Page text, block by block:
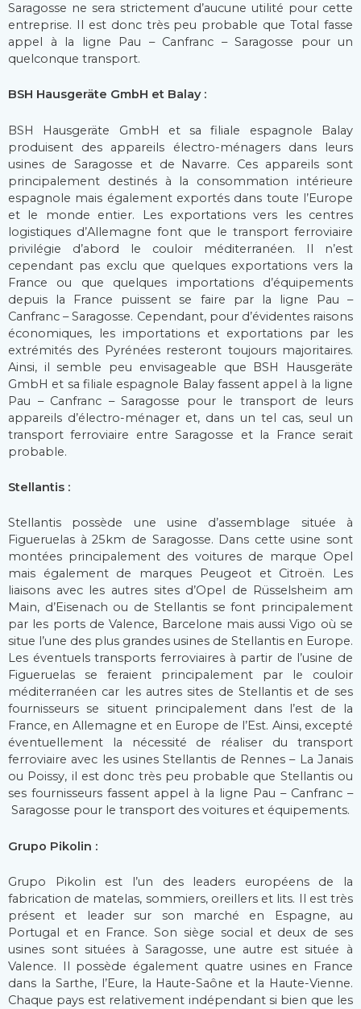
Saragosse ne sera strictement d’aucune utilité pour cette
entreprise. Il est donc très peu probable que Total fasse
appel à la ligne Pau – Canfranc – Saragosse pour un
quelconque transport.
BSH Hausgeräte GmbH et Balay :
BSH Hausgeräte GmbH et sa filiale espagnole Balay
produisent des appareils électro-ménagers dans leurs
usines de Saragosse et de Navarre. Ces appareils sont
principalement destinés à la consommation intérieure
espagnole mais également exportés dans toute l’Europe
et le monde entier. Les exportations vers les centres
logistiques d’Allemagne font que le transport ferroviaire
privilégie d’abord le couloir méditerranéen. Il n’est
cependant pas exclu que quelques exportations vers la
France ou que quelques importations d’équipements
depuis la France puissent se faire par la ligne Pau –
Canfranc – Saragosse. Cependant, pour d’évidentes raisons
économiques, les importations et exportations par les
extrémités des Pyrénées resteront toujours majoritaires.
Ainsi, il semble peu envisageable que BSH Hausgeräte
GmbH et sa filiale espagnole Balay fassent appel à la ligne
Pau – Canfranc – Saragosse pour le transport de leurs
appareils d’électro-ménager et, dans un tel cas, seul un
transport ferroviaire entre Saragosse et la France serait
probable.
Stellantis :
Stellantis possède une usine d’assemblage située à
Figueruelas à 25km de Saragosse. Dans cette usine sont
montées principalement des voitures de marque Opel
mais également de marques Peugeot et Citroën. Les
liaisons avec les autres sites d’Opel de Rüsselsheim am
Main, d’Eisenach ou de Stellantis se font principalement
par les ports de Valence, Barcelone mais aussi Vigo où se
situe l’une des plus grandes usines de Stellantis en Europe.
Les éventuels transports ferroviaires à partir de l’usine de
Figueruelas se feraient principalement par le couloir
méditerranéen car les autres sites de Stellantis et de ses
fournisseurs se situent principalement dans l’est de la
France, en Allemagne et en Europe de l’Est. Ainsi, excepté
éventuellement la nécessité de réaliser du transport
ferroviaire avec les usines Stellantis de Rennes – La Janais
ou Poissy, il est donc très peu probable que Stellantis ou
ses fournisseurs fassent appel à la ligne Pau – Canfranc –
Saragosse pour le transport des voitures et équipements.
Grupo Pikolin :
Grupo Pikolin est l’un des leaders européens de la
fabrication de matelas, sommiers, oreillers et lits. Il est très
présent et leader sur son marché en Espagne, au
Portugal et en France. Son siège social et deux de ses
usines sont situées à Saragosse, une autre est située à
Valence. Il possède également quatre usines en France
dans la Sarthe, l’Eure, la Haute-Saône et la Haute-Vienne.
Chaque pays est relativement indépendant si bien que les